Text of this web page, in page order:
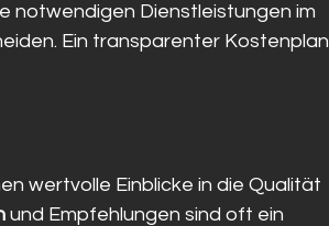
notwendigen Dienstleistungen im
Ein transparenter Kostenplan
wertvolle Einblicke in die Qualität
und Empfehlungen sind oft ein